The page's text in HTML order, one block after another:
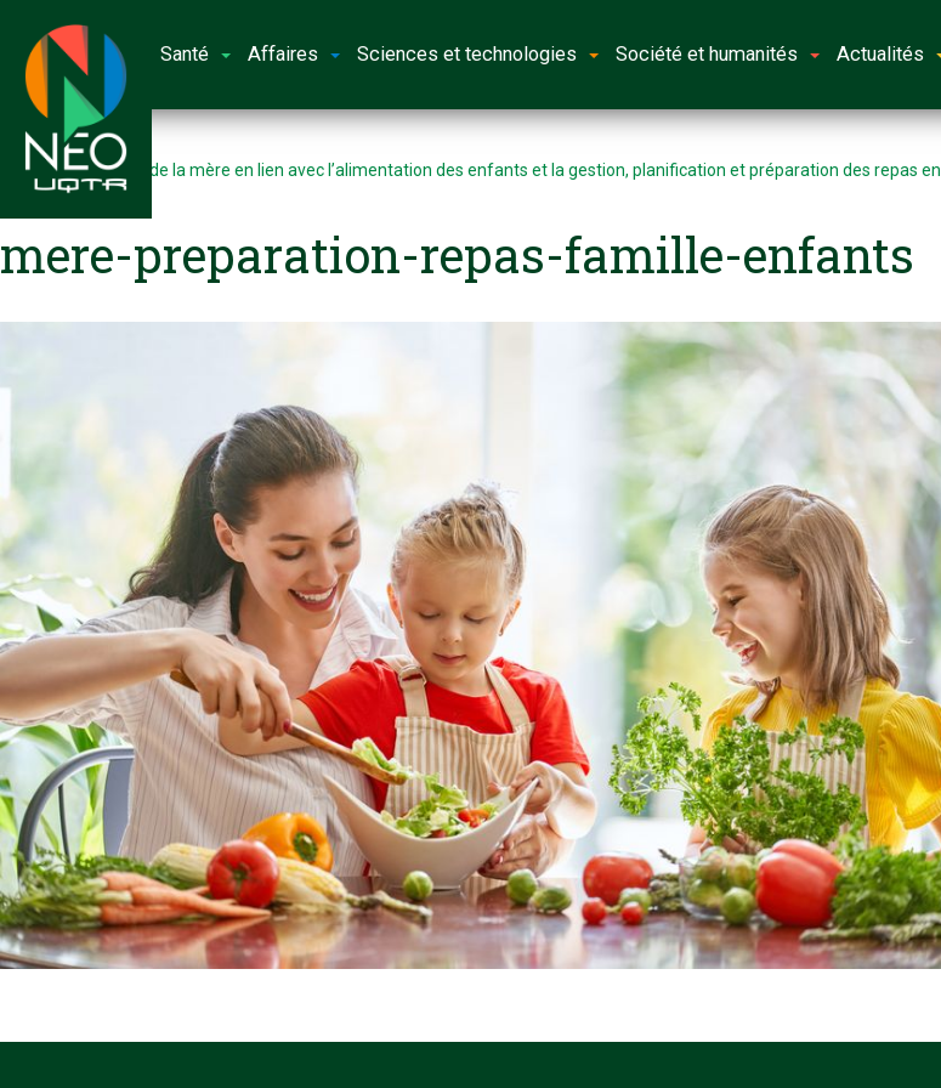
Santé Affaires Sciences et technologies Société et humanités Actualités
Accueil
Étude sur le rôle de la mère en lien avec l’alimentation des enfants et la gestion, planification et préparation des repas en
famille
mere-preparation-repas-famille-enfants